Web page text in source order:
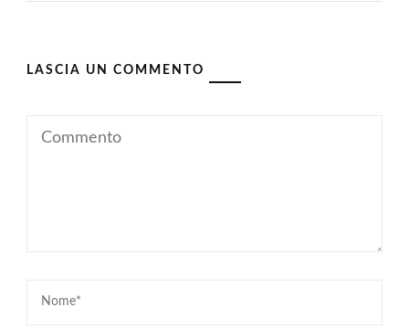
LASCIA UN COMMENTO